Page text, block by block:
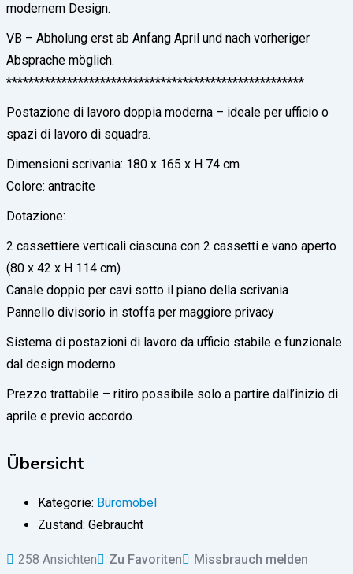
modernem Design.
VB – Abholung erst ab Anfang April und nach vorheriger
Absprache möglich.
******************************************************
Postazione di lavoro doppia moderna – ideale per ufficio o
spazi di lavoro di squadra.
Dimensioni scrivania: 180 x 165 x H 74 cm
Colore: antracite
Dotazione:
2 cassettiere verticali ciascuna con 2 cassetti e vano aperto
(80 x 42 x H 114 cm)
Canale doppio per cavi sotto il piano della scrivania
Pannello divisorio in stoffa per maggiore privacy
Sistema di postazioni di lavoro da ufficio stabile e funzionale
dal design moderno.
Prezzo trattabile – ritiro possibile solo a partire dall’inizio di
aprile e previo accordo.
Übersicht
Kategorie: Büromöbel
Zustand: Gebraucht
258 Ansichten Zu Favoriten Missbrauch melden